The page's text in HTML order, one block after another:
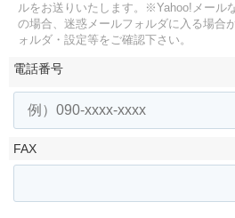
ルをお送りいたします。
※Yahoo!メール
の場合、迷惑メールフォルダに入る場合
ォルダ・設定等をご確認下さい。
電話番号
FAX